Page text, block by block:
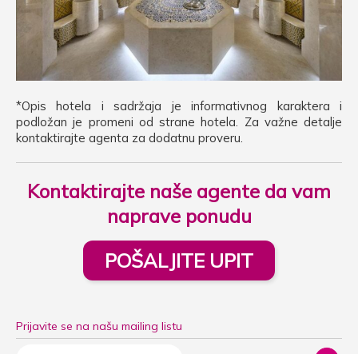
*Opis hotela i sadržaja je informativnog karaktera i
podložan je promeni od strane hotela. Za važne detalje
kontaktirajte agenta za dodatnu proveru.
Kontaktirajte naše agente da vam
naprave ponudu
POŠALJITE UPIT
Prijavite se na našu mailing listu